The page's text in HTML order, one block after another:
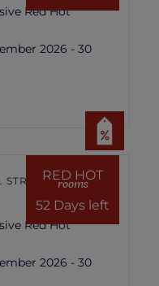
Red Hot
2026 - 30
RED HOT
rooms
52 Days left
STREET
Red Hot
2026 - 30